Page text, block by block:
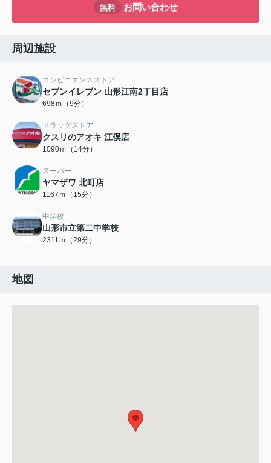
無料 お問い合わせ
周辺施設
コンビニエンスストア
セブンイレブン 山形江南2丁目店
698ｍ（9分）
ドラッグストア
クスリのアオキ 江俣店
1090ｍ（14分）
スーパー
ヤマザワ 北町店
1167ｍ（15分）
中学校
山形市立第二中学校
2311ｍ（29分）
地図